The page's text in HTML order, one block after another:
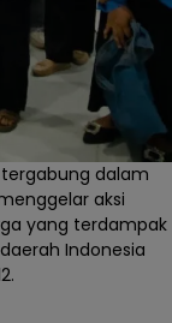
dalam
aksi
yang terdampak
Indonesia